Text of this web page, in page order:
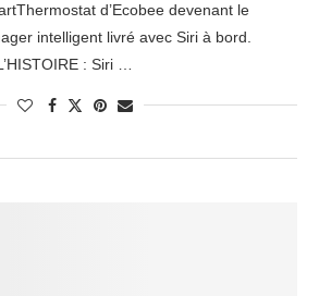
d’Ecobee devenant le
intelligent livré avec Siri à bord.
: Siri …